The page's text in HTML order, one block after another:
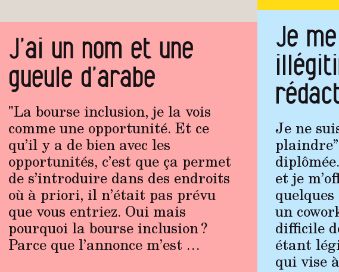
Je
Je ne
et je
un
difficile
étant
qui vise
J’ai un nom et une
gueule d’arabe
"La bourse inclusion, je la vois
comme une opportunité. Et ce
qu’il y a de bien avec les
opportunités, c’est que ça permet
de s’introduire dans des endroits
où à priori, il n’était pas prévu
que vous entriez. Oui mais
pourquoi la bourse inclusion ?
Parce que l’annonce m’est …